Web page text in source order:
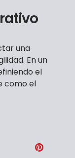
una
En un
el
como el